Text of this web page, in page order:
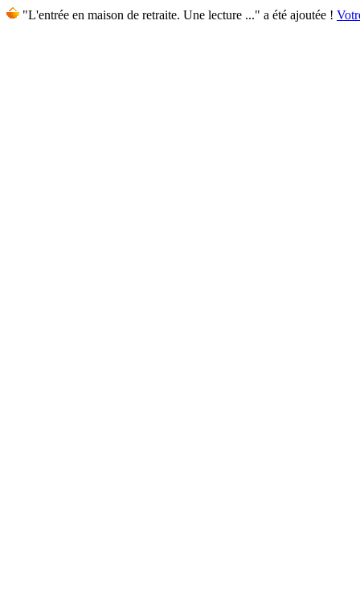
"L'entrée en maison de retraite. Une lecture ..." a été ajoutée !